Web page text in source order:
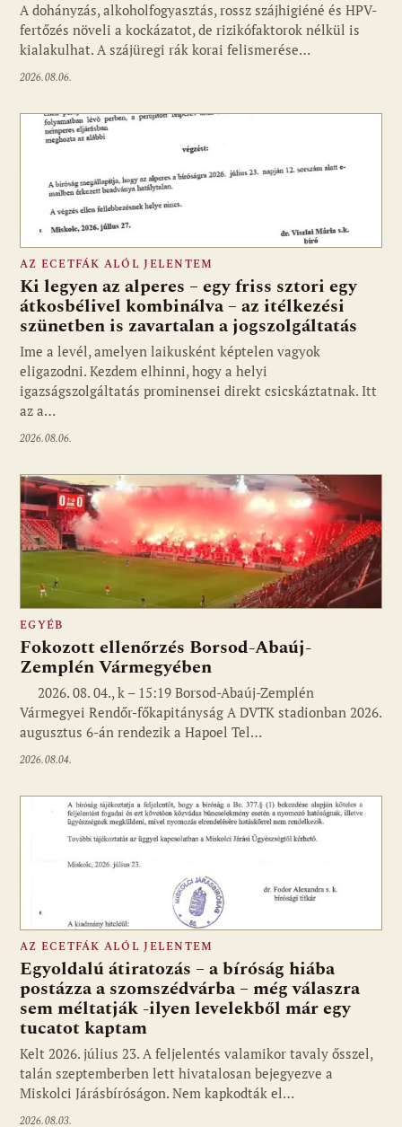
A dohányzás, alkoholfogyasztás, rossz szájhigiéné és HPV-
fertőzés növeli a kockázatot, de rizikófaktorok nélkül is
kialakulhat. A szájüregi rák korai felismerése…
2026.08.06.
AZ ECETFÁK ALÓL JELENTEM
Ki legyen az alperes – egy friss sztori egy
átkosbélivel kombinálva – az itélkezési
szünetben is zavartalan a jogszolgáltatás
Ime a levél, amelyen laikusként képtelen vagyok
eligazodni. Kezdem elhinni, hogy a helyi
igazságszolgáltatás prominensei direkt csicskáztatnak. Itt
az a…
2026.08.06.
EGYÉB
Fokozott ellenőrzés Borsod-Abaúj-
Zemplén Vármegyében
2026. 08. 04., k – 15:19 Borsod-Abaúj-Zemplén
Vármegyei Rendőr-főkapitányság A DVTK stadionban 2026.
augusztus 6-án rendezik a Hapoel Tel…
2026.08.04.
AZ ECETFÁK ALÓL JELENTEM
Egyoldalú átiratozás – a bíróság hiába
postázza a szomszédvárba – még válaszra
sem méltatják -ilyen levelekből már egy
tucatot kaptam
Kelt 2026. július 23. A feljelentés valamikor tavaly ősszel,
talán szeptemberben lett hivatalosan bejegyezve a
Miskolci Járásbíróságon. Nem kapkodták el…
2026.08.03.